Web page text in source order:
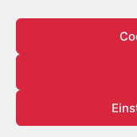
BOULE